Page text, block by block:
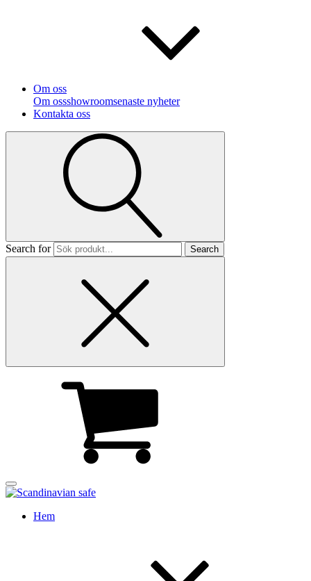
Om oss
Om ossshowroomsenaste nyheter
Kontakta oss
Search for
Hem